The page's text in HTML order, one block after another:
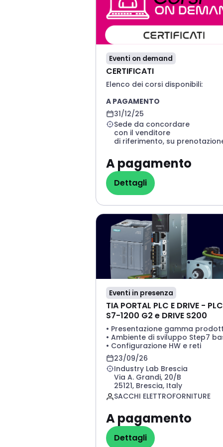
Eventi on demand
CERTIFICATI
Elenco dei corsi disponibili:
A PAGAMENTO
ISP - Industrial Safety
Professional
CESA - Certified Expert for
Security in Automation
CMSE® - CERTIFIED MACHINERY
Per iscriverti al corso invia una
mail a
oppure contatta il tuo
di riferimento.
31/12/25
Sede da concordare
con il venditore
A pagamento
CERTIFICATI
Dettagli
Eventi in presenza
TIA PORTAL PLC E DRIVE - PLC
S7-1200 G2 e DRIVE S200
• Presentazione gamma
• Ambiente di sviluppo Step7
• Configurazione HW e reti
• Profinet IRT, topologica e
certificati
• Indirizzamento diretto/indiretto
• Funzioni logiche
• Oggetti tecnologici
• Realizzazione SW esempio
• Tool di migrazione G1-G2
• Introduzione drive S200
• Parametrizzazione
• Posizionatore integrato S7-1200
23/09/26
Industry Lab Brescia
Via A. Grandi, 20/B
25121, Brescia, Italy
SACCHI ELETTROFORNITURE
A pagamento
TIA PORTAL PLC E
Dettagli